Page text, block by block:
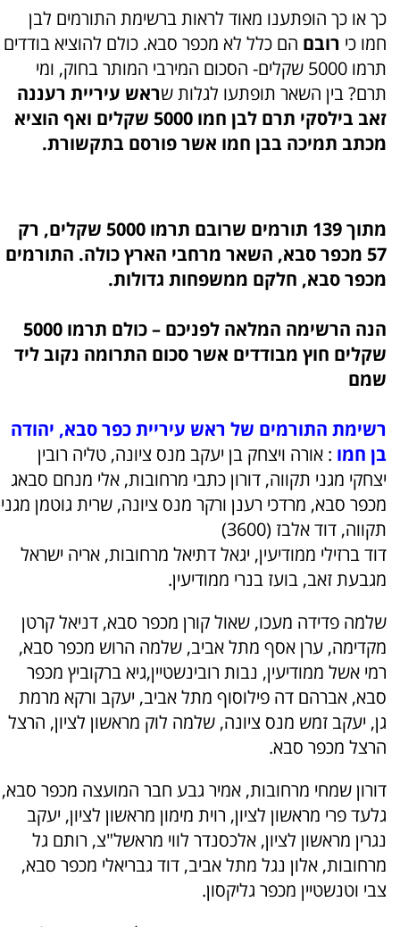
כך או כך הופתענו מאוד לראות ברשימת התורמים לבן
חמו כי רובם הם כלל לא מכפר סבא. כולם להוציא בודדים
תרמו 5000 שקלים- הסכום המירבי המותר בחוק, ומי
תרם? בין השאר תופתעו לגלות שראש עיריית רעננה
זאב בילסקי תרם לבן חמו 5000 שקלים ואף הוציא
מכתב תמיכה בבן חמו אשר פורסם בתקשורת.
מתוך 139 תורמים שרובם תרמו 5000 שקלים, רק
57 מכפר סבא, השאר מרחבי הארץ כולה. התורמים
מכפר סבא, חלקם ממשפחות גדולות.
הנה הרשימה המלאה לפניכם – כולם תרמו 5000
שקלים חוץ מבודדים אשר סכום התרומה נקוב ליד
שמם
רשימת התורמים של ראש עיריית כפר סבא, יהודה
בן חמו : אורה ויצחק בן יעקב מנס ציונה, טליה רובין
יצחקי מגני תקווה, דורון כתבי מרחובות, אלי מנחם סבאג
מכפר סבא, מרדכי רענן ורקר מנס ציונה, שרית גוטמן מגני
תקווה, דוד אלבז (3600)
דוד ברזילי ממודיעין, יגאל דתיאל מרחובות, אריה ישראל
מגבעת זאב, בועז בנרי ממודיעין.
שלמה פדידה מעכו, שאול קורן מכפר סבא, דניאל קרטן
מקדימה, ערן אסף מתל אביב, שלמה הרוש מכפר סבא,
רמי אשל ממודיעין, נבות רובינשטיין,גיא ברקוביץ מכפר
סבא, אברהם דה פילוסוף מתל אביב, יעקב ורקא מרמת
גן, יעקב זמש מנס ציונה, שלמה לוק מראשון לציון, הרצל
הרצל מכפר סבא.
דורון שמחי מרחובות, אמיר גבע חבר המועצה מכפר סבא,
גלעד פרי מראשון לציון, רוית מימון מראשון לציון, יעקב
נגרין מראשון לציון, אלכסנדר לווי מראשל"צ, רותם גל
מרחובות, אלון נגל מתל אביב, דוד גבריאלי מכפר סבא,
צבי וטנשטיין מכפר גליקסון.